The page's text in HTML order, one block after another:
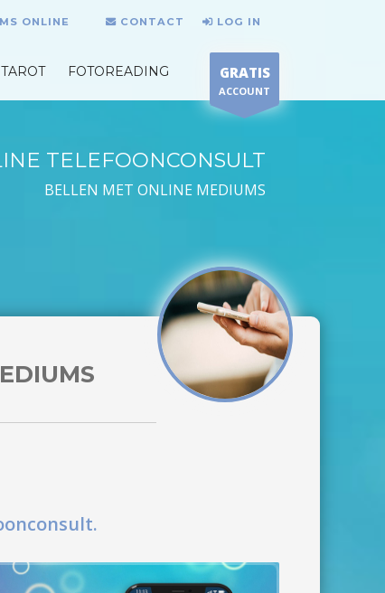
ONLINE CONTACT LOG IN
TAROT FOTOREADING GRATIS
ACCOUNT
TELEFOONCONSULT
BELLEN MET ONLINE MEDIUMS